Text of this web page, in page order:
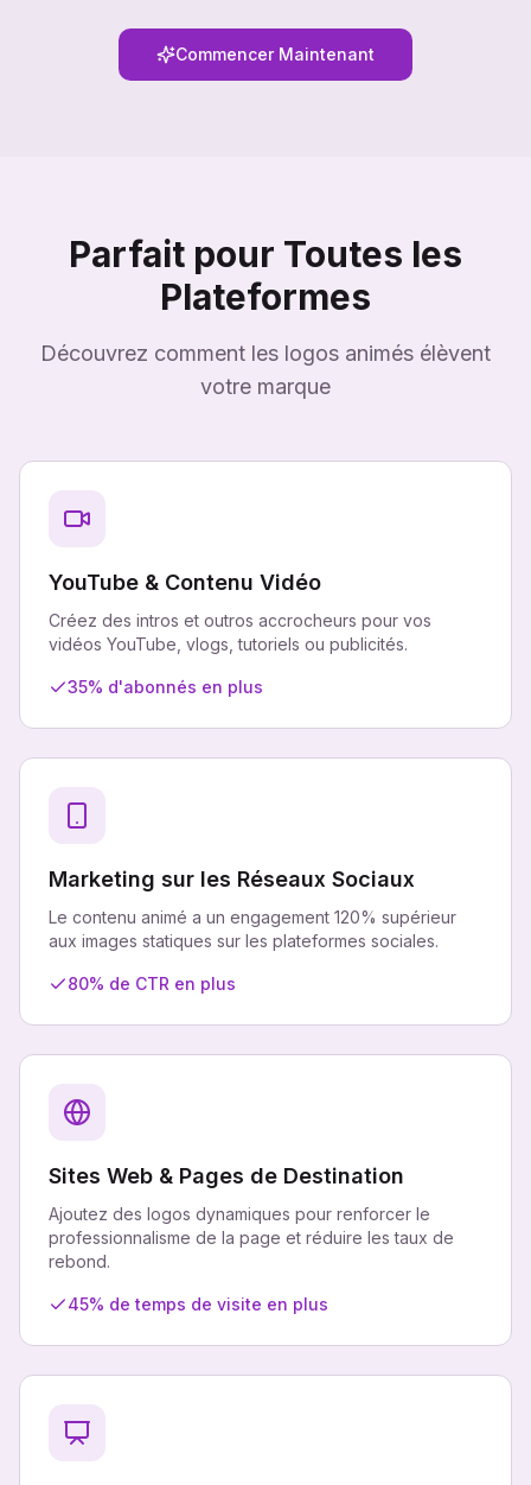
Commencer Maintenant
Parfait pour Toutes les
Plateformes
Découvrez comment les logos animés élèvent
votre marque
YouTube & Contenu Vidéo
Créez des intros et outros accrocheurs pour vos
vidéos YouTube, vlogs, tutoriels ou publicités.
35% d'abonnés en plus
Marketing sur les Réseaux Sociaux
Le contenu animé a un engagement 120% supérieur
aux images statiques sur les plateformes sociales.
80% de CTR en plus
Sites Web & Pages de Destination
Ajoutez des logos dynamiques pour renforcer le
professionnalisme de la page et réduire les taux de
rebond.
45% de temps de visite en plus